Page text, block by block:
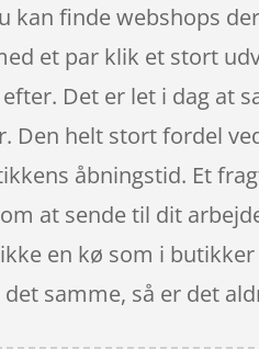
kan finde webshops
et par klik et stort
Det er let i dag at
Den helt stort fordel
åbningstid. Et
at sende til dit
en kø som i
samme, så er det